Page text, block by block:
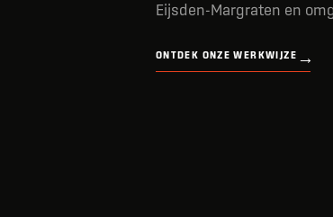
Eijsden-Margraten en
ONTDEK ONZE WERKWIJZE